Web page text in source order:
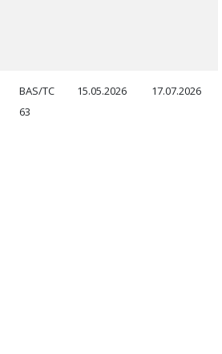
BAS/TC
63
15.05.2026 17.07.2026